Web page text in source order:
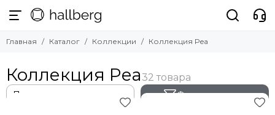
Главная Каталог Коллекции Коллекция Pea
Коллекция Pea
Фильтр товаров